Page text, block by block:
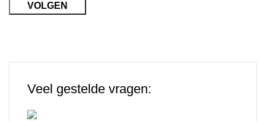
VOLGEN
Veel gestelde vragen: